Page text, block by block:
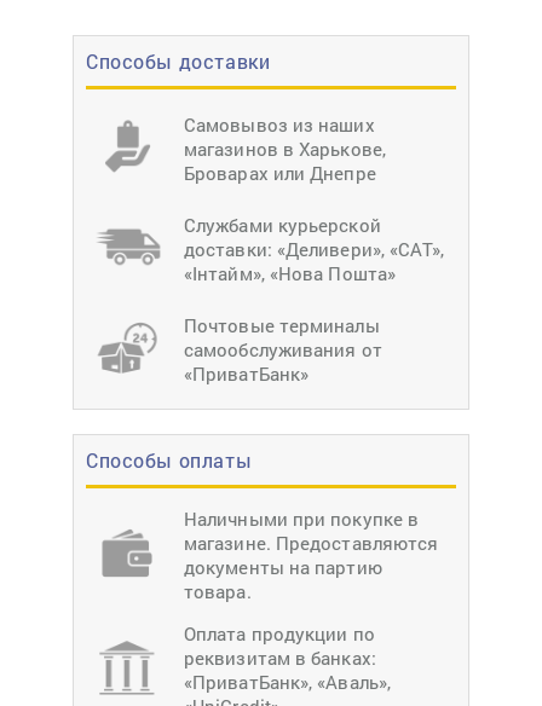
Способы доставки
Самовывоз из наших
магазинов в Харькове,
Броварах или Днепре
Службами курьерской
доставки: «Деливери», «САТ»,
«Інтайм», «Нова Пошта»
Почтовые терминалы
самообслуживания от
«ПриватБанк»
Способы оплаты
Наличными при покупке в
магазине. Предоставляются
документы на партию
товара.
Оплата продукции по
реквизитам в банках:
«ПриватБанк», «Аваль»,